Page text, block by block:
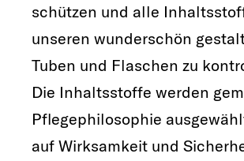
schützen und alle
unseren wunderschön
Tuben und Flaschen zu
Die Inhaltsstoffe werden
Pflegephilosophie
auf Wirksamkeit und